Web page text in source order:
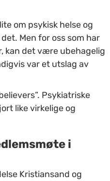
om psykisk helse og
Men for oss som har
kan det være ubehagelig
var et utslag av
Psykiatriske
like virkelige og
i
Kristiansand og